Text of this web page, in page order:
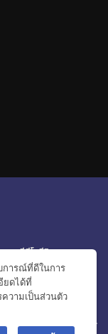
ว
วีดีโอรีวิว
ละคอนโด
© สงวนลิขสิทธิ์ 2556-2564
การณ์ที่ดีในการ
ยดได้ที่
วามเป็นส่วนตัว